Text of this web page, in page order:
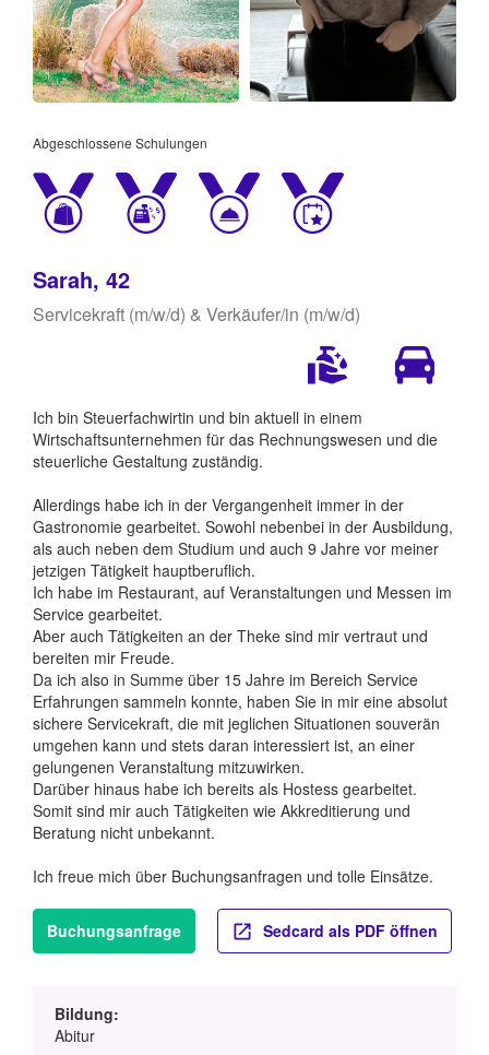
Abgeschlossene Schulungen
Sarah, 42
Servicekraft (m/w/d) & Verkäufer/in (m/w/d)
Ich bin Steuerfachwirtin und bin aktuell in einem
Wirtschaftsunternehmen für das Rechnungswesen und die
steuerliche Gestaltung zuständig.
Allerdings habe ich in der Vergangenheit immer in der
Gastronomie gearbeitet. Sowohl nebenbei in der Ausbildung,
als auch neben dem Studium und auch 9 Jahre vor meiner
jetzigen Tätigkeit hauptberuflich.
Ich habe im Restaurant, auf Veranstaltungen und Messen im
Service gearbeitet.
Aber auch Tätigkeiten an der Theke sind mir vertraut und
bereiten mir Freude.
Da ich also in Summe über 15 Jahre im Bereich Service
Erfahrungen sammeln konnte, haben Sie in mir eine absolut
sichere Servicekraft, die mit jeglichen Situationen souverän
umgehen kann und stets daran interessiert ist, an einer
gelungenen Veranstaltung mitzuwirken.
Darüber hinaus habe ich bereits als Hostess gearbeitet.
Somit sind mir auch Tätigkeiten wie Akkreditierung und
Beratung nicht unbekannt.
Ich freue mich über Buchungsanfragen und tolle Einsätze.
Buchungsanfrage Sedcard als PDF öffnen
Bildung:
Abitur